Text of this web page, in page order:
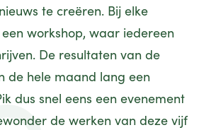
te creëren. Bij elke
workshop, waar iedereen
De resultaten van de
de hele maand lang een
dus snel eens een evenement
de werken van deze vijf